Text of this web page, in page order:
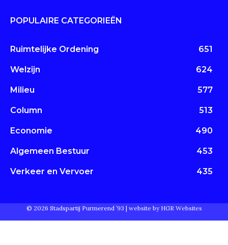
POPULAIRE CATEGORIEËN
Ruimtelijke Ordening 651
Welzijn 624
Milieu 577
Column 513
Economie 490
Algemeen Bestuur 453
Verkeer en Vervoer 435
© 2026 Stadspartij Purmerend ’93 | website by HGR Websites